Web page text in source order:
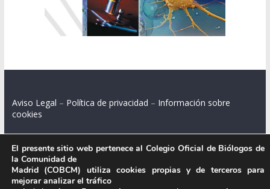
Aviso Legal – Política de privacidad – Información sobre
cookies
Colegio Oficial de Biólogos de la Comunidad de Madrid.
El presente sitio web pertenece al Colegio Oficial de Biólogos de
la Comunidad de
Madrid (COBCM) utiliza cookies propias y de terceros para
mejorar analizar el tráfico